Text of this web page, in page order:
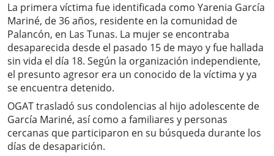
La primera víctima fue identificada como Yarenia García
Mariné, de 36 años, residente en la comunidad de
Palancón, en Las Tunas. La mujer se encontraba
desaparecida desde el pasado 15 de mayo y fue hallada
sin vida el día 18. Según la organización independiente,
el presunto agresor era un conocido de la víctima y ya
se encuentra detenido.
OGAT trasladó sus condolencias al hijo adolescente de
García Mariné, así como a familiares y personas
cercanas que participaron en su búsqueda durante los
días de desaparición.